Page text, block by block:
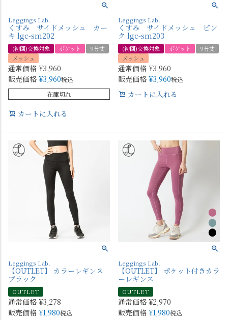
Leggings Lab.
くすみ サイドメッシュ カー
キ lgc-sm202
(初回)交換対象 ポケット
9分丈
メッシュ
通常価格 ¥3,960
販売価格 ¥3,960税込
在庫切れ
カートに入れる
Leggings Lab.
くすみ サイドメッシュ ピン
ク lgc-sm203
(初回)交換対象 ポケット
9分丈
メッシュ
通常価格 ¥3,960
販売価格 ¥3,960税込
カートに入れる
Leggings Lab.
【OUTLET】 カラーレギンス
ブラック
OUTLET
通常価格 ¥3,278
販売価格 ¥1,980税込
Leggings Lab.
【OUTLET】 ポケット付きカラ
ーレギンス
OUTLET
通常価格 ¥2,970
販売価格 ¥1,980税込